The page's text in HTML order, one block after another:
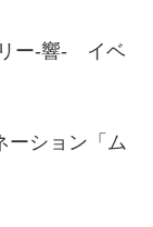
ー-響- イベ
ション「 ム